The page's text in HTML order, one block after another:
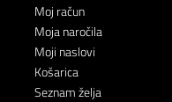
Moj račun
Moja naročila
Moji naslovi
Košarica
Seznam želja